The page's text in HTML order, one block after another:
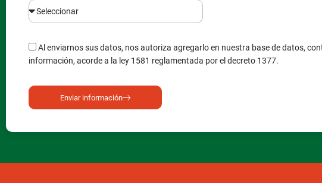
Al enviarnos sus datos, nos autoriza agregarlo en nuestra base de datos,
información, acorde a la ley 1581 reglamentada por el decreto 1377.
Enviar información